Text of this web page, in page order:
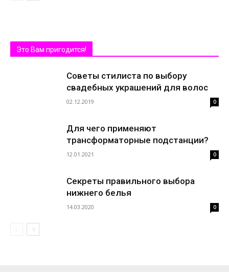
Это Вам пригодится!
Советы стилиста по выбору
свадебных украшений для волос
02.12.2019 0
Для чего применяют
трансформаторные подстанции?
12.01.2021 0
Секреты правильного выбора
нижнего белья
14.03.2020 0